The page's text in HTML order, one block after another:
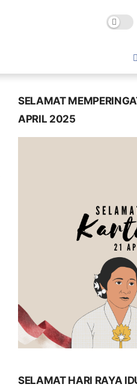
SELAMAT
APRIL 2025
SELAMAT HARI RAYA